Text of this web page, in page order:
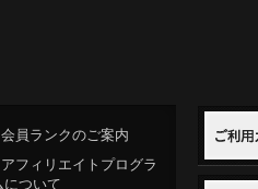
会員ランクのご案内
アフィリエイトプログラ
について